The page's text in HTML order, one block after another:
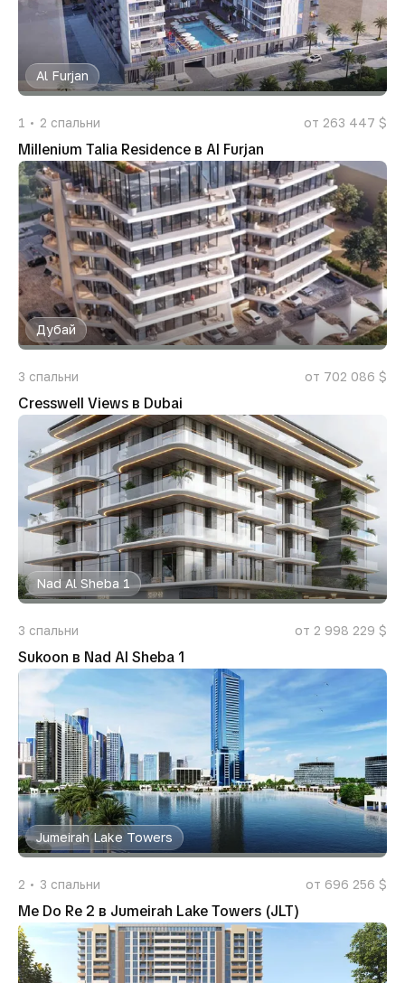
Al Furjan
1 2 спальни от 263 447 $
Millenium Talia Residence в Al Furjan
Дубай
3 спальни от 702 086 $
Cresswell Views в Dubai
Nad Al Sheba 1
3 спальни от 2 998 229 $
Sukoon в Nad Al Sheba 1
Jumeirah Lake Towers
2 3 спальни от 696 256 $
Me Do Re 2 в Jumeirah Lake Towers (JLT)